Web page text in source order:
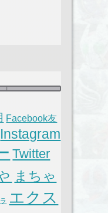
Facebook友
Instagram
Twitter
まちゃ
エクス